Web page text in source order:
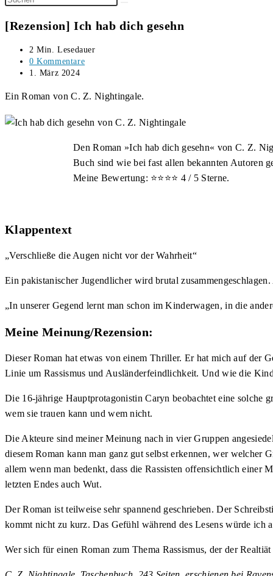
durchsuchen
[Rezension] Ich hab dich gesehn
Lesedauer:
2 Min. Lesedauer
Beitrags-
Kommentare:
0 Kommentare
Beitrag
1. März 2024
Ein Roman von C. Z. Nightingale.
Den Roman »Ich hab dich gesehn« von C. Z.
Buch sind wie bei fast allen bekannten Autoren
Meine Bewertung: ⭐⭐⭐⭐ 4 / 5 Sterne.
Klappentext
„Verschließe die Augen nicht vor der Wahrheit“
Ein pakistanischer Jugendlicher wird brutal
„In unserer Gegend lernt man schon im Kinderwagen, in die
Meine Meinung/Rezension:
Dieser Roman hat etwas von einem Thriller. Er hat mich auf der
Linie um Rassismus und Ausländerfeindlichkeit. Und wie die
Die 16-jährige Hauptprotagonistin Caryn beobachtet eine solche
wem sie trauen kann und wem nicht.
Die Akteure sind meiner Meinung nach in vier Gruppen
diesem Roman kann man ganz gut selbst erkennen, wer welcher
allem wenn man bedenkt, dass die Rassisten offensichtlich einer
letzten Endes auch Wut.
Der Roman ist teilweise sehr spannend geschrieben. Der
kommt nicht zu kurz. Das Gefühl während des Lesens würde ich
Wer sich für einen Roman zum Thema Rassismus, der der